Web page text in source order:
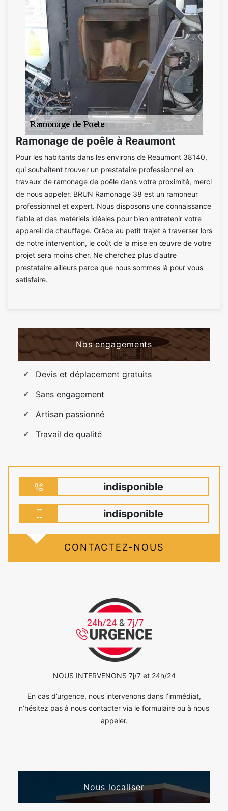
Ramonage de poêle à Reaumont
Pour les habitants dans les environs de Reaumont 38140,
qui souhaitent trouver un prestataire professionnel en
travaux de ramonage de poêle dans votre proximité, merci
de nous appeler. BRUN Ramonage 38 est un ramoneur
professionnel et expert. Nous disposons une connaissance
fiable et des matériels idéales pour bien entretenir votre
appareil de chauffage. Grâce au petit trajet à traverser lors
de notre intervention, le coût de la mise en œuvre de votre
projet sera moins cher. Ne cherchez plus d’autre
prestataire ailleurs parce que nous sommes là pour vous
satisfaire.
Nos engagements
Devis et déplacement gratuits
Sans engagement
Artisan passionné
Travail de qualité
indisponible
indisponible
CONTACTEZ-NOUS
NOUS INTERVENONS 7j/7 et 24h/24
En cas d’urgence, nous intervenons dans l’immédiat,
n’hésitez pas à nous contacter via le formulaire ou à nous
appeler.
Nous localiser